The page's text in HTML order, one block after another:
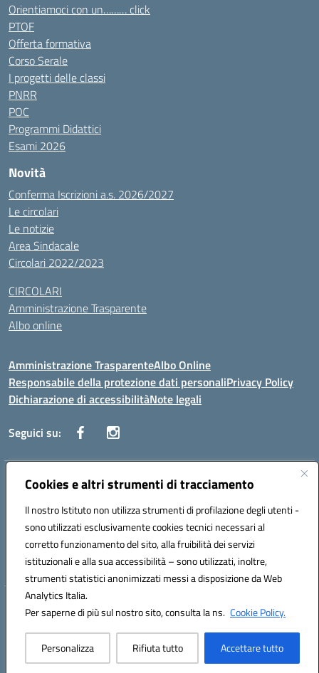
Cookies e altri strumenti di tracciamento
Il nostro Istituto non utilizza strumenti di profilazione degli utenti -
sono utilizzati esclusivamente cookies tecnici necessari al
corretto funzionamento del sito, alla fruibilità dei servizi
istituzionali e alla sua accessibilità – sono utilizzati, inoltre,
strumenti statistici anonimizzati messi a disposizione da Web
Analytics Italia.
Per saperne di più sul nostro sito, consulta la ns. Cookie Policy.
Personalizza Rifiuta tutto Accettare tutto
Orientiamoci con un……… click
PTOF
Offerta formativa
Corso Serale
I progetti delle classi
PNRR
POC
Programmi Didattici
Esami 2026
Novità
Conferma Iscrizioni a.s. 2026/2027
Le circolari
Le notizie
Area Sindacale
Circolari 2022/2023
CIRCOLARI
Amministrazione Trasparente
Albo online
Amministrazione TrasparenteAlbo Online
Responsabile della protezione dati personaliPrivacy Policy
Dichiarazione di accessibilitàNote legali
Seguici su:
Indirizzo:Corso Vittorio Emanuele, 27 90133 - Palermo
Posta elettronica certificata (PEC):pais03600r@pec.istruzione.it
Codice fiscale: 97308550827
Codice meccanografico: PAIS03600R
Hosting & Powered by 3D Solution S.r.l.
Concept & Design by Designers Italia